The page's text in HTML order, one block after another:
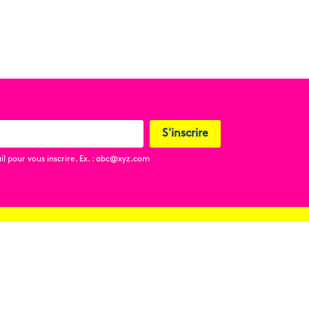
pour vous inscrire. Ex. : abc@xyz.com
S'inscrire